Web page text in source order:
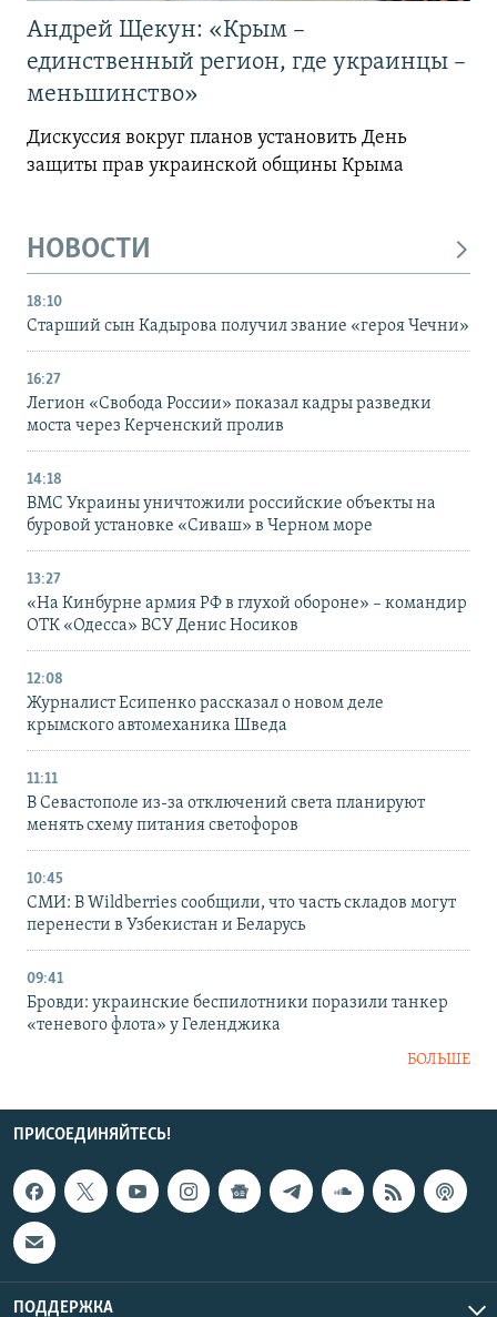
Андрей Щекун: «Крым –
единственный регион, где украинцы –
меньшинство»
Дискуссия вокруг планов установить День
защиты прав украинской общины Крыма
НОВОСТИ
18:10
Старший сын Кадырова получил звание «героя Чечни»
16:27
Легион «Свобода России» показал кадры разведки
моста через Керченский пролив
14:18
ВМС Украины уничтожили российские объекты на
буровой установке «Сиваш» в Черном море
13:27
«На Кинбурне армия РФ в глухой обороне» – командир
ОТК «Одесса» ВСУ Денис Носиков
12:08
Журналист Есипенко рассказал о новом деле
крымского автомеханика Шведа
11:11
В Севастополе из-за отключений света планируют
менять схему питания светофоров
10:45
СМИ: В Wildberries сообщили, что часть складов могут
перенести в Узбекистан и Беларусь
09:41
Бровди: украинские беспилотники поразили танкер
«теневого флота» у Геленджика
БОЛЬШЕ
ПРИСОЕДИНЯЙТЕСЬ!
ПОДДЕРЖКА